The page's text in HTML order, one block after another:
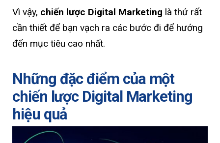
Vì vậy, chiến lược Digital Marketing là thứ rất
cần thiết để bạn vạch ra các bước đi để hướng
đến mục tiêu cao nhất.
Những đặc điểm của một
chiến lược Digital Marketing
hiệu quả